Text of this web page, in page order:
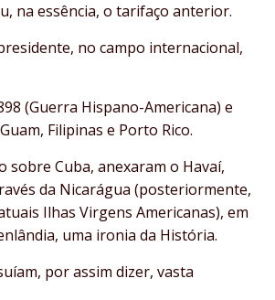
na essência, o tarifaço anterior.
no campo internacional,
(Guerra Hispano-Americana) e
Filipinas e Porto Rico.
sobre Cuba, anexaram o Havaí,
da Nicarágua (posteriormente,
Ilhas Virgens Americanas), em
uma ironia da História.
por assim dizer, vasta